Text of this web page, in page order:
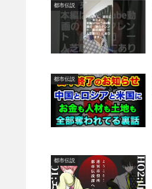
都市伝説
都市伝説
都市伝説